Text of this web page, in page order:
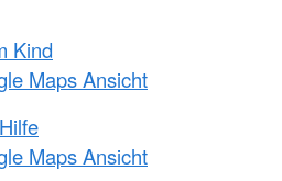
Kind
Maps Ansicht
Maps Ansicht